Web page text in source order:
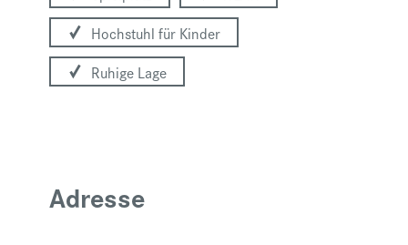
Hochstuhl für Kinder
Ruhige Lage
Adresse